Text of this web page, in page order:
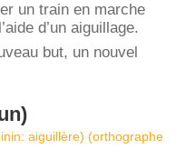
un train en marche
d’un aiguillage.
but, un nouvel
aiguillère) (orthographe